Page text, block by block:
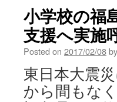
inside
a
defunct
East
German
nuclear
plant
—
小学校の福
支援へ実施
Posted on 2017/02/08by
東日本大震
から間もな